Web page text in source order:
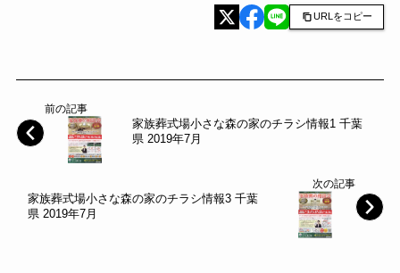
URLをコピー
前の記事
家族葬式場小さな森の家のチラシ情報1 千葉
県 2019年7月
次の記事
家族葬式場小さな森の家のチラシ情報3 千葉
県 2019年7月